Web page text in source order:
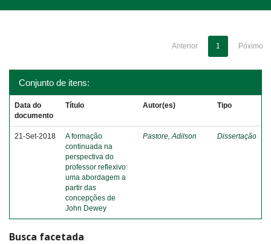
Anterior 1 Póximo
Conjunto de itens:
Data do
documento
Título Autor(es) Tipo
21-Set-2018
A formação
continuada na
perspectiva do
professor reflexivo:
uma abordagem a
partir das
concepções de
John Dewey
Pastore, Adilson Dissertação
Busca facetada